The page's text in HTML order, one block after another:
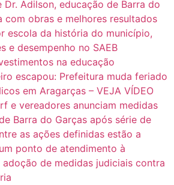
Dr. Adilson, educação de Barra do
com obras e melhores resultados
escola da história do município,
e desempenho no SAEB
na educação
escapou: Prefeitura muda feriado
em Aragarças – VEJA VÍDEO
e vereadores anunciam medidas
Barra do Garças após série de
as ações definidas estão a
ponto de atendimento à
de medidas judiciais contra